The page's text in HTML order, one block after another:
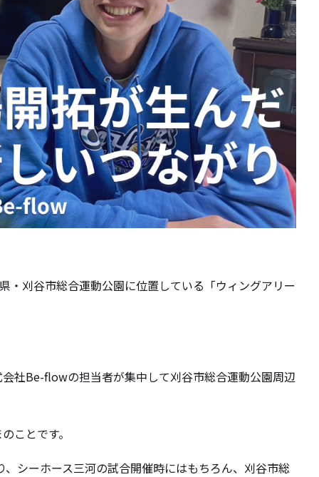
・刈谷市総合運動公園に位置している「ウィングアリー
社Be-flowの担当者が集中して刈谷市総合運動公園周辺
ことです。
、シーホース三河の試合開催時にはもちろん、刈谷市総